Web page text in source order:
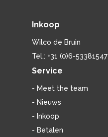
Inkoop
Wilco de Bruin
Tel.: +31 (0)6-53381547
Service
- Meet the team
- Nieuws
- Inkoop
- Betalen